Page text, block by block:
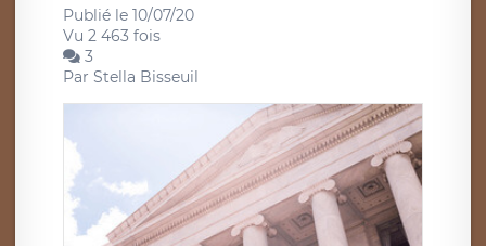
Publié le 10/07/20
Vu 2 463 fois
3
Par Stella Bisseuil